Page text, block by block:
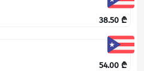
38.50 ₾
54.00 ₾